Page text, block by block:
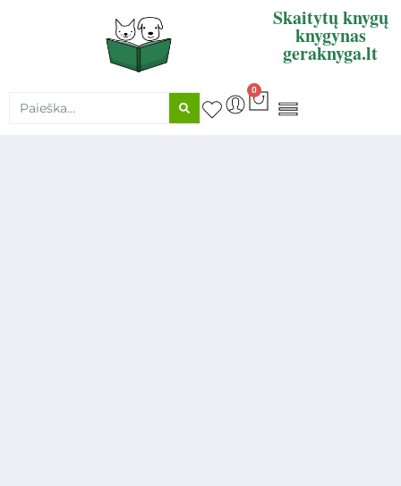
Skaitytų knygų
knygynas
geraknyga.lt
0